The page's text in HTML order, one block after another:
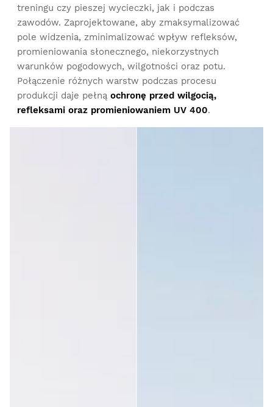
Z poziomu konta użytkownika można łatwo i szybko
zwrócić produkt.
Zwrot pieniędzy na oryginalną metodę płatności
treningu czy pieszej wycieczki, jak i podczas
zawodów. Zaprojektowane, aby zmaksymalizować
pole widzenia, zminimalizować wpływ refleksów,
promieniowania słonecznego, niekorzystnych
warunków pogodowych, wilgotności oraz potu.
Połączenie różnych warstw podczas procesu
produkcji daje pełną ochronę przed wilgocią,
refleksami oraz promieniowaniem UV 400.